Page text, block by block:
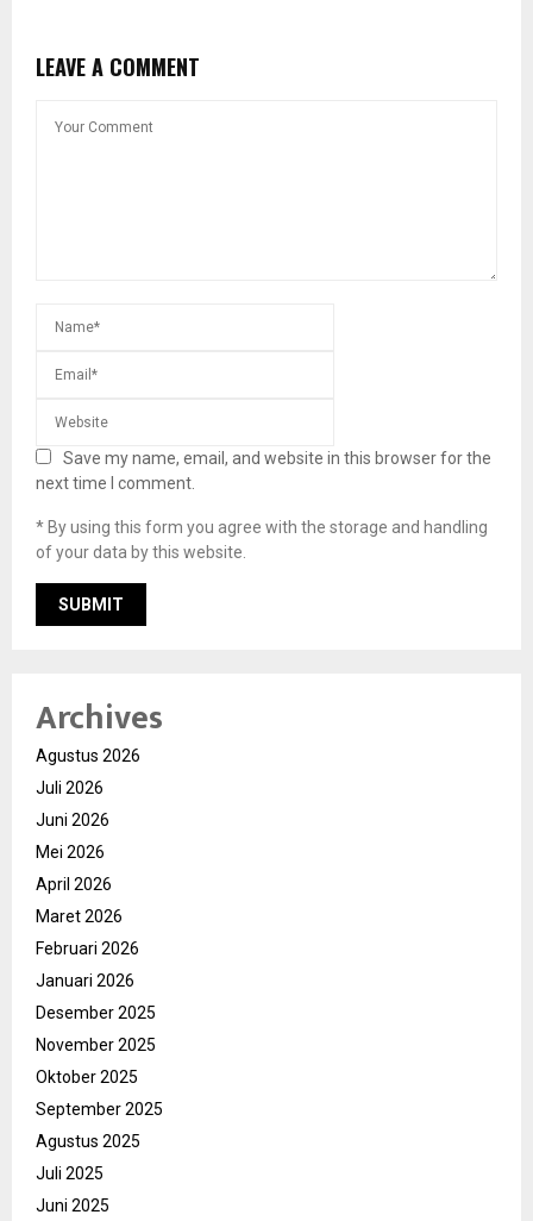
LEAVE A COMMENT
Save my name, email, and website in this browser for the
next time I comment.
* By using this form you agree with the storage and handling
of your data by this website.
Archives
Agustus 2026
Juli 2026
Juni 2026
Mei 2026
April 2026
Maret 2026
Februari 2026
Januari 2026
Desember 2025
November 2025
Oktober 2025
September 2025
Agustus 2025
Juli 2025
Juni 2025